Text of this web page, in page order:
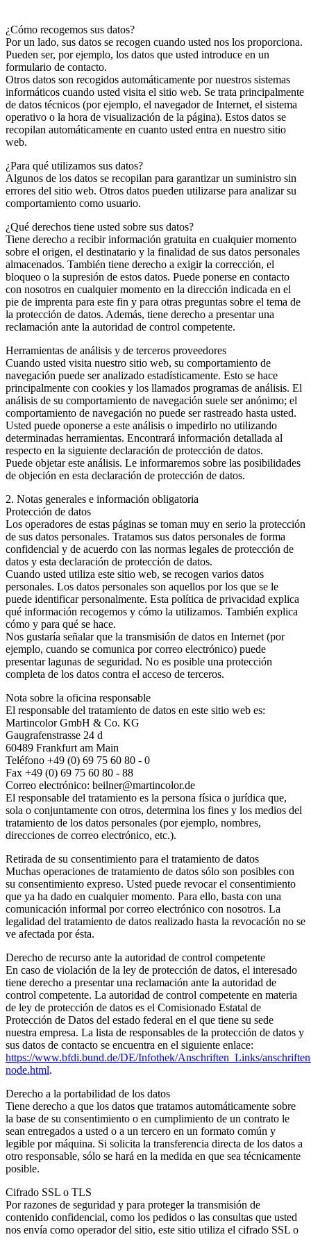
¿Cómo recogemos sus datos?
Por un lado, sus datos se recogen cuando usted nos los proporciona.
Pueden ser, por ejemplo, los datos que usted introduce en un
formulario de contacto.
Otros datos son recogidos automáticamente por nuestros sistemas
informáticos cuando usted visita el sitio web. Se trata principalmente
de datos técnicos (por ejemplo, el navegador de Internet, el sistema
operativo o la hora de visualización de la página). Estos datos se
recopilan automáticamente en cuanto usted entra en nuestro sitio
web.
¿Para qué utilizamos sus datos?
Algunos de los datos se recopilan para garantizar un suministro sin
errores del sitio web. Otros datos pueden utilizarse para analizar su
comportamiento como usuario.
¿Qué derechos tiene usted sobre sus datos?
Tiene derecho a recibir información gratuita en cualquier momento
sobre el origen, el destinatario y la finalidad de sus datos personales
almacenados. También tiene derecho a exigir la corrección, el
bloqueo o la supresión de estos datos. Puede ponerse en contacto
con nosotros en cualquier momento en la dirección indicada en el
pie de imprenta para este fin y para otras preguntas sobre el tema de
la protección de datos. Además, tiene derecho a presentar una
reclamación ante la autoridad de control competente.
Herramientas de análisis y de terceros proveedores
Cuando usted visita nuestro sitio web, su comportamiento de
navegación puede ser analizado estadísticamente. Esto se hace
principalmente con cookies y los llamados programas de análisis. El
análisis de su comportamiento de navegación suele ser anónimo; el
comportamiento de navegación no puede ser rastreado hasta usted.
Usted puede oponerse a este análisis o impedirlo no utilizando
determinadas herramientas. Encontrará información detallada al
respecto en la siguiente declaración de protección de datos.
Puede objetar este análisis. Le informaremos sobre las posibilidades
de objeción en esta declaración de protección de datos.
2. Notas generales e información obligatoria
Protección de datos
Los operadores de estas páginas se toman muy en serio la protección
de sus datos personales. Tratamos sus datos personales de forma
confidencial y de acuerdo con las normas legales de protección de
datos y esta declaración de protección de datos.
Cuando usted utiliza este sitio web, se recogen varios datos
personales. Los datos personales son aquellos por los que se le
puede identificar personalmente. Esta política de privacidad explica
qué información recogemos y cómo la utilizamos. También explica
cómo y para qué se hace.
Nos gustaría señalar que la transmisión de datos en Internet (por
ejemplo, cuando se comunica por correo electrónico) puede
presentar lagunas de seguridad. No es posible una protección
completa de los datos contra el acceso de terceros.
Nota sobre la oficina responsable
El responsable del tratamiento de datos en este sitio web es:
Martincolor GmbH & Co. KG
Gaugrafenstrasse 24 d
60489 Frankfurt am Main
Teléfono +49 (0) 69 75 60 80 - 0
Fax +49 (0) 69 75 60 80 - 88
Correo electrónico: beilner@martincolor.de
El responsable del tratamiento es la persona física o jurídica que,
sola o conjuntamente con otros, determina los fines y los medios del
tratamiento de los datos personales (por ejemplo, nombres,
direcciones de correo electrónico, etc.).
Retirada de su consentimiento para el tratamiento de datos
Muchas operaciones de tratamiento de datos sólo son posibles con
su consentimiento expreso. Usted puede revocar el consentimiento
que ya ha dado en cualquier momento. Para ello, basta con una
comunicación informal por correo electrónico con nosotros. La
legalidad del tratamiento de datos realizado hasta la revocación no se
ve afectada por ésta.
Derecho de recurso ante la autoridad de control competente
En caso de violación de la ley de protección de datos, el interesado
tiene derecho a presentar una reclamación ante la autoridad de
control competente. La autoridad de control competente en materia
de ley de protección de datos es el Comisionado Estatal de
Protección de Datos del estado federal en el que tiene su sede
nuestra empresa. La lista de responsables de la protección de datos y
sus datos de contacto se encuentra en el siguiente enlace:
https://www.bfdi.bund.de/DE/Infothek/Anschriften_Links/
node.html.
Derecho a la portabilidad de los datos
Tiene derecho a que los datos que tratamos automáticamente sobre
la base de su consentimiento o en cumplimiento de un contrato le
sean entregados a usted o a un tercero en un formato común y
legible por máquina. Si solicita la transferencia directa de los datos a
otro responsable, sólo se hará en la medida en que sea técnicamente
posible.
Cifrado SSL o TLS
Por razones de seguridad y para proteger la transmisión de
contenido confidencial, como los pedidos o las consultas que usted
nos envía como operador del sitio, este sitio utiliza el cifrado SSL o